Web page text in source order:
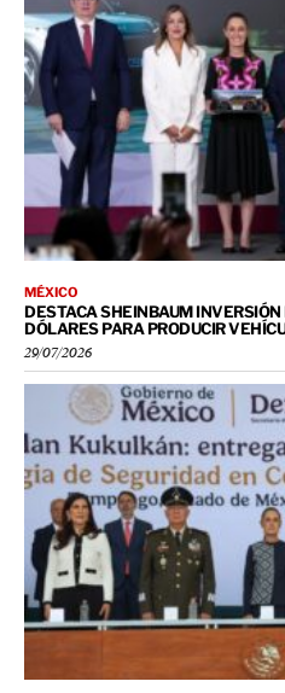
MÉXICO
DESTACA SHEINBAUM
DÓLARES PARA PRODUCIR
29/07/2026